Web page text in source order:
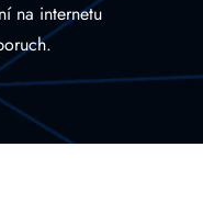
na internetu